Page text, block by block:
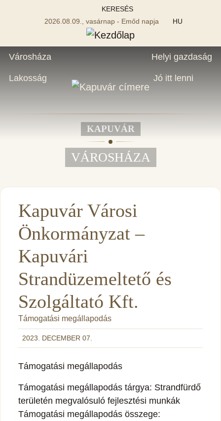
KERESÉS
2026.08.09., vasárnap - Emőd napja
HU
Városháza
Lakosság
Helyi gazdaság
Jó itt lenni
KAPUVÁR
VÁROSHÁZA
Kapuvár Városi
Önkormányzat –
Kapuvári
Strandüzemeltető és
Szolgáltató Kft.
Támogatási megállapodás
2023. DECEMBER 07.
Támogatási megállapodás
Támogatási megállapodás tárgya: Strandfürdő
területén megvalósuló fejlesztési munkák
Támogatási megállapodás összege: